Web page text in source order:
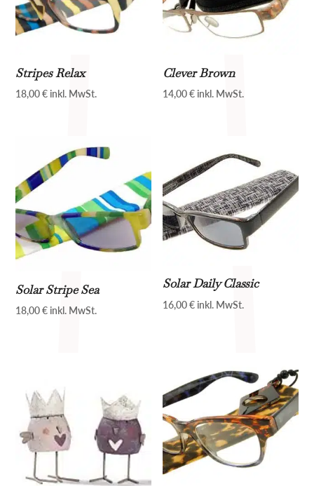
Stripes Relax
18,00€ inkl. MwSt.
Clever Brown
14,00€ inkl. MwSt.
Solar Stripe Sea
18,00€ inkl. MwSt.
Solar Daily Classic
16,00€ inkl. MwSt.